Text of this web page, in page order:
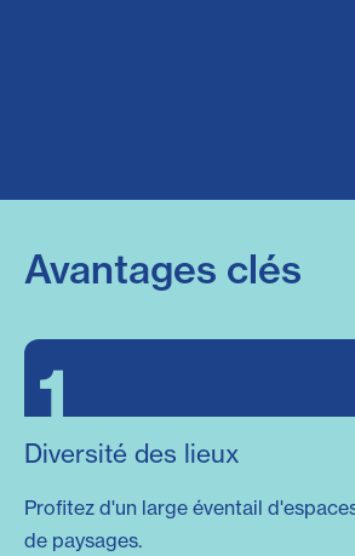
Avantages clés
1
Diversité des lieux
Profitez d'un large éventail
de paysages.